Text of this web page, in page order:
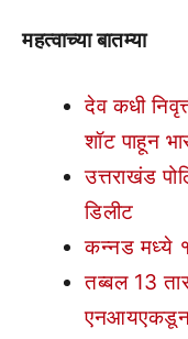
महत्वाच्या बातम्या
देव कधी
शॉट पाहून
उत्तराखंड
डिलीट
कन्नड मध्ये
तब्बल 13